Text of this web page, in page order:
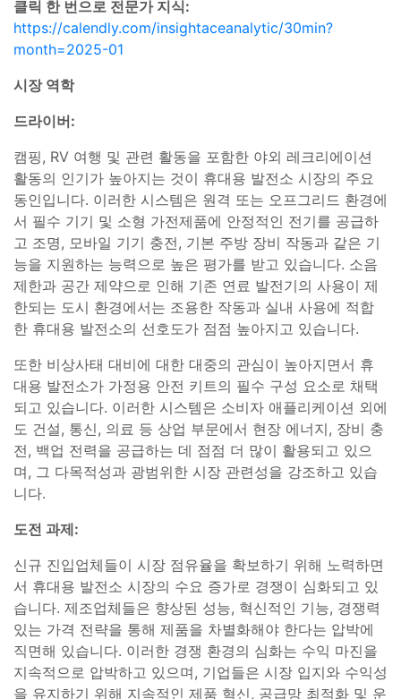
클릭 한 번으로 전문가 지식:
https://calendly.com/insightaceanalytic/30min?
month=2025-01
시장 역학
드라이버:
캠핑, RV 여행 및 관련 활동을 포함한 야외 레크리에이션
활동의 인기가 높아지는 것이 휴대용 발전소 시장의 주요
동인입니다. 이러한 시스템은 원격 또는 오프그리드 환경에
서 필수 기기 및 소형 가전제품에 안정적인 전기를 공급하
고 조명, 모바일 기기 충전, 기본 주방 장비 작동과 같은 기
능을 지원하는 능력으로 높은 평가를 받고 있습니다. 소음
제한과 공간 제약으로 인해 기존 연료 발전기의 사용이 제
한되는 도시 환경에서는 조용한 작동과 실내 사용에 적합
한 휴대용 발전소의 선호도가 점점 높아지고 있습니다.
또한 비상사태 대비에 대한 대중의 관심이 높아지면서 휴
대용 발전소가 가정용 안전 키트의 필수 구성 요소로 채택
되고 있습니다. 이러한 시스템은 소비자 애플리케이션 외에
도 건설, 통신, 의료 등 상업 부문에서 현장 에너지, 장비 충
전, 백업 전력을 공급하는 데 점점 더 많이 활용되고 있으
며, 그 다목적성과 광범위한 시장 관련성을 강조하고 있습
니다.
도전 과제:
신규 진입업체들이 시장 점유율을 확보하기 위해 노력하면
서 휴대용 발전소 시장의 수요 증가로 경쟁이 심화되고 있
습니다. 제조업체들은 향상된 성능, 혁신적인 기능, 경쟁력
있는 가격 전략을 통해 제품을 차별화해야 한다는 압박에
직면해 있습니다. 이러한 경쟁 환경의 심화는 수익 마진을
지속적으로 압박하고 있으며, 기업들은 시장 입지와 수익성
을 유지하기 위해 지속적인 제품 혁신, 공급망 최적화 및 운